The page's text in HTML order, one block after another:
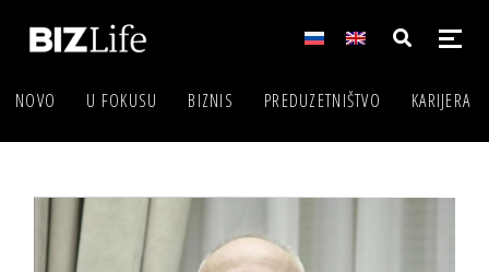
NOVO U FOKUSU BIZNIS PREDUZETNIŠTVO KARIJERA